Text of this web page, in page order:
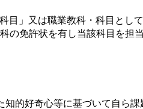
」又は職業教科・科目とし
免許状を有し当該科目を担
的好奇心等に基づいて自ら